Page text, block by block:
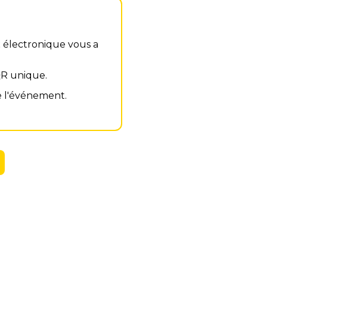
vous a
unique.
l'événement.